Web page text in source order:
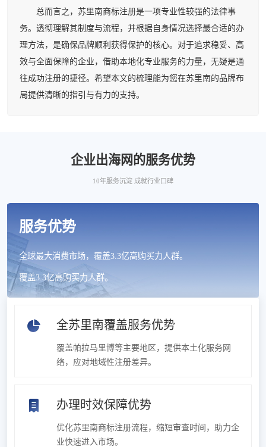
总而言之，苏里南商标注册是一项专业性较强的法律事
务。透彻理解其制度与流程，并根据自身情况选择最合适的办
理方法，是确保品牌顺利获得保护的核心。对于追求稳妥、高
效与全面保障的企业，借助本地化专业服务的力量，无疑是通
往成功注册的捷径。希望本文的梳理能为您在苏里南的品牌布
局提供清晰的指引与有力的支持。
企业出海网的服务优势
10年服务沉淀 成就行业口碑
服务优势
全球最大消费市场，覆盖3.3亿高购买力人群。
覆盖3.3亿高购买力人群。
全苏里南覆盖服务优势
覆盖帕拉马里博等主要地区，提供本土化服务网
络，应对地域性注册差异。
办理时效保障优势
优化苏里南商标注册流程，缩短审查时间，助力企
业快速进入市场。